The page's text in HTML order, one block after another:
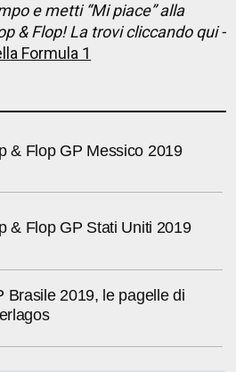
e metti “Mi piace” alla
& Flop! La trovi cliccando qui -
Formula 1
& Flop GP Messico 2019
& Flop GP Stati Uniti 2019
Brasile 2019, le pagelle di